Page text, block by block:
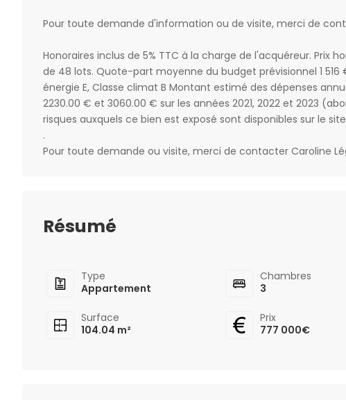
Pour toute demande d'information ou de visite, merci de
Honoraires inclus de 5% TTC à la charge de l'acquéreur. Prix
de 48 lots. Quote-part moyenne du budget prévisionnel 1
énergie E, Classe climat B Montant estimé des dépenses
2230.00 € et 3060.00 € sur les années 2021, 2022 et 2023
risques auxquels ce bien est exposé sont disponibles sur le
.
Pour toute demande ou visite, merci de contacter Caroline
Résumé
Type
Appartement
Chambres
3
Surface
104.04 m²
Prix
777 000€